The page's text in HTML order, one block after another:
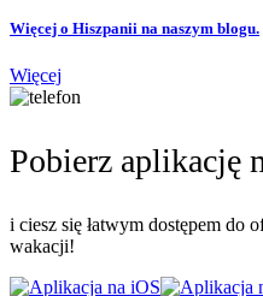
Więcej o Hiszpanii na naszym blogu.
Więcej
Pobierz aplikację
i ciesz się łatwym dostępem do
wakacji!